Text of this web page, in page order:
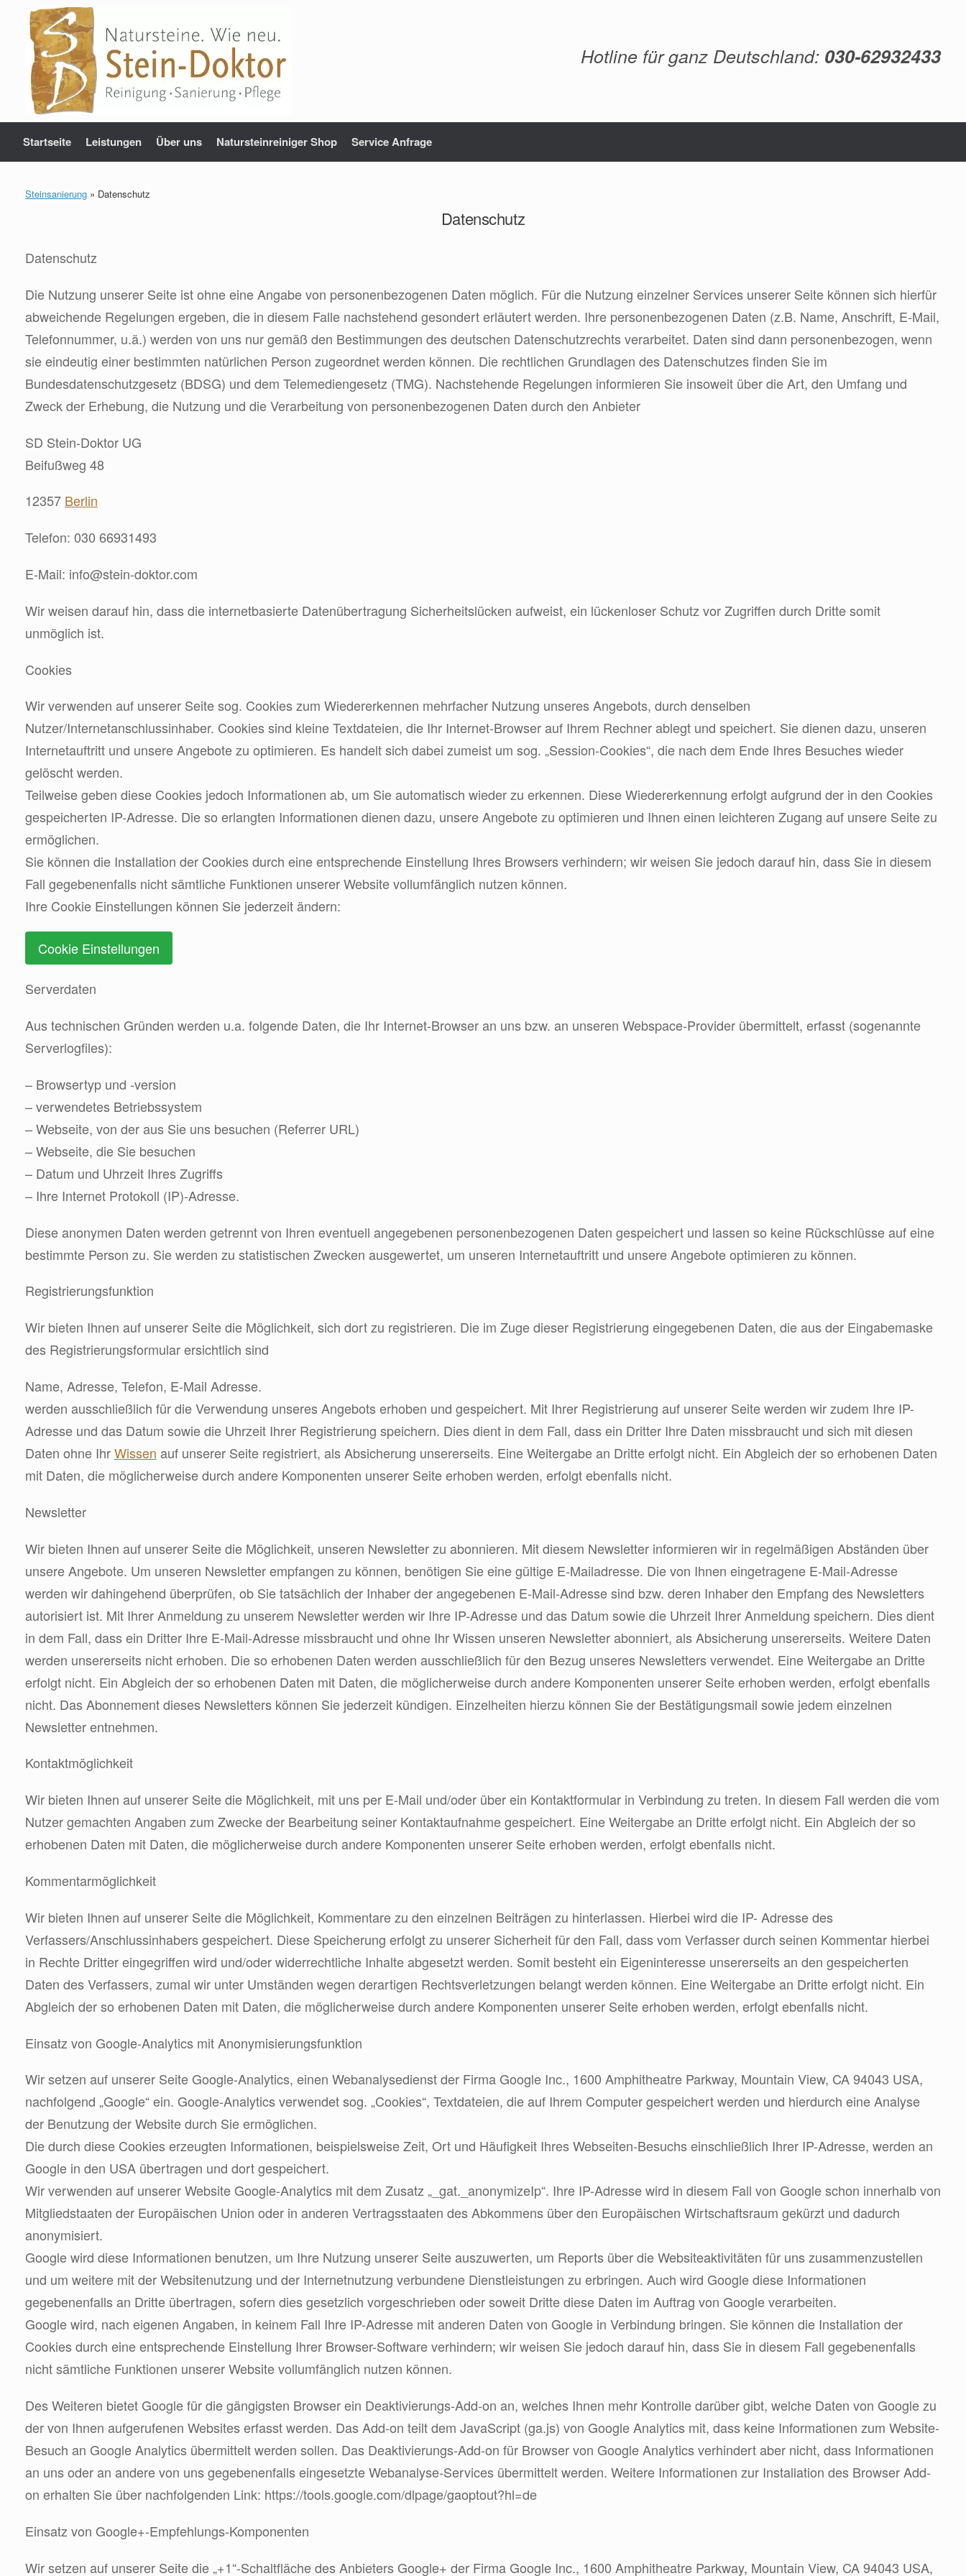
springen
Hotline für ganz Deutschland: 030-62932433
Startseite Leistungen Über uns Natursteinreiniger Shop Service Anfrage
Steinsanierung » Datenschutz
Datenschutz
Datenschutz
Die Nutzung unserer Seite ist ohne eine Angabe von personenbezogenen Daten möglich. Für die Nutzung einzelner Services unserer Seite können sich hierfür
abweichende Regelungen ergeben, die in diesem Falle nachstehend gesondert erläutert werden. Ihre personenbezogenen Daten (z.B. Name, Anschrift, E-Mail,
Telefonnummer, u.ä.) werden von uns nur gemäß den Bestimmungen des deutschen Datenschutzrechts verarbeitet. Daten sind dann personenbezogen, wenn
sie eindeutig einer bestimmten natürlichen Person zugeordnet werden können. Die rechtlichen Grundlagen des Datenschutzes finden Sie im
Bundesdatenschutzgesetz (BDSG) und dem Telemediengesetz (TMG). Nachstehende Regelungen informieren Sie insoweit über die Art, den Umfang und
Zweck der Erhebung, die Nutzung und die Verarbeitung von personenbezogenen Daten durch den Anbieter
SD Stein-Doktor UG
Beifußweg 48
12357 Berlin
Telefon: 030 66931493
E-Mail: info@stein-doktor.com
Wir weisen darauf hin, dass die internetbasierte Datenübertragung Sicherheitslücken aufweist, ein lückenloser Schutz vor Zugriffen durch Dritte somit
unmöglich ist.
Cookies
Wir verwenden auf unserer Seite sog. Cookies zum Wiedererkennen mehrfacher Nutzung unseres Angebots, durch denselben
Nutzer/Internetanschlussinhaber. Cookies sind kleine Textdateien, die Ihr Internet-Browser auf Ihrem Rechner ablegt und speichert. Sie dienen dazu, unseren
Internetauftritt und unsere Angebote zu optimieren. Es handelt sich dabei zumeist um sog. „Session-Cookies“, die nach dem Ende Ihres Besuches wieder
gelöscht werden.
Teilweise geben diese Cookies jedoch Informationen ab, um Sie automatisch wieder zu erkennen. Diese Wiedererkennung erfolgt aufgrund der in den Cookies
gespeicherten IP-Adresse. Die so erlangten Informationen dienen dazu, unsere Angebote zu optimieren und Ihnen einen leichteren Zugang auf unsere Seite zu
ermöglichen.
Sie können die Installation der Cookies durch eine entsprechende Einstellung Ihres Browsers verhindern; wir weisen Sie jedoch darauf hin, dass Sie in diesem
Fall gegebenenfalls nicht sämtliche Funktionen unserer Website vollumfänglich nutzen können.
Ihre Cookie Einstellungen können Sie jederzeit ändern:
Cookie Einstellungen
Serverdaten
Aus technischen Gründen werden u.a. folgende Daten, die Ihr Internet-Browser an uns bzw. an unseren Webspace-Provider übermittelt, erfasst (sogenannte
Serverlogfiles):
– Browsertyp und -version
– verwendetes Betriebssystem
– Webseite, von der aus Sie uns besuchen (Referrer URL)
– Webseite, die Sie besuchen
– Datum und Uhrzeit Ihres Zugriffs
– Ihre Internet Protokoll (IP)-Adresse.
Diese anonymen Daten werden getrennt von Ihren eventuell angegebenen personenbezogenen Daten gespeichert und lassen so keine Rückschlüsse auf eine
bestimmte Person zu. Sie werden zu statistischen Zwecken ausgewertet, um unseren Internetauftritt und unsere Angebote optimieren zu können.
Registrierungsfunktion
Wir bieten Ihnen auf unserer Seite die Möglichkeit, sich dort zu registrieren. Die im Zuge dieser Registrierung eingegebenen Daten, die aus der Eingabemaske
des Registrierungsformular ersichtlich sind
Name, Adresse, Telefon, E-Mail Adresse.
werden ausschließlich für die Verwendung unseres Angebots erhoben und gespeichert. Mit Ihrer Registrierung auf unserer Seite werden wir zudem Ihre IP-
Adresse und das Datum sowie die Uhrzeit Ihrer Registrierung speichern. Dies dient in dem Fall, dass ein Dritter Ihre Daten missbraucht und sich mit diesen
Daten ohne IhrWissen auf unserer Seite registriert, als Absicherung unsererseits. Eine Weitergabe an Dritte erfolgt nicht. Ein Abgleich der so erhobenen Daten
mit Daten, die möglicherweise durch andere Komponenten unserer Seite erhoben werden, erfolgt ebenfalls nicht.
Newsletter
Wir bieten Ihnen auf unserer Seite die Möglichkeit, unseren Newsletter zu abonnieren. Mit diesem Newsletter informieren wir in regelmäßigen Abständen über
unsere Angebote. Um unseren Newsletter empfangen zu können, benötigen Sie eine gültige E-Mailadresse. Die von Ihnen eingetragene E-Mail-Adresse
werden wir dahingehend überprüfen, ob Sie tatsächlich der Inhaber der angegebenen E-Mail-Adresse sind bzw. deren Inhaber den Empfang des Newsletters
autorisiert ist. Mit Ihrer Anmeldung zu unserem Newsletter werden wir Ihre IP-Adresse und das Datum sowie die Uhrzeit Ihrer Anmeldung speichern. Dies dient
in dem Fall, dass ein Dritter Ihre E-Mail-Adresse missbraucht und ohne Ihr Wissen unseren Newsletter abonniert, als Absicherung unsererseits. Weitere Daten
werden unsererseits nicht erhoben. Die so erhobenen Daten werden ausschließlich für den Bezug unseres Newsletters verwendet. Eine Weitergabe an Dritte
erfolgt nicht. Ein Abgleich der so erhobenen Daten mit Daten, die möglicherweise durch andere Komponenten unserer Seite erhoben werden, erfolgt ebenfalls
nicht. Das Abonnement dieses Newsletters können Sie jederzeit kündigen. Einzelheiten hierzu können Sie der Bestätigungsmail sowie jedem einzelnen
Newsletter entnehmen.
Kontaktmöglichkeit
Wir bieten Ihnen auf unserer Seite die Möglichkeit, mit uns per E-Mail und/oder über ein Kontaktformular in Verbindung zu treten. In diesem Fall werden die vom
Nutzer gemachten Angaben zum Zwecke der Bearbeitung seiner Kontaktaufnahme gespeichert. Eine Weitergabe an Dritte erfolgt nicht. Ein Abgleich der so
erhobenen Daten mit Daten, die möglicherweise durch andere Komponenten unserer Seite erhoben werden, erfolgt ebenfalls nicht.
Kommentarmöglichkeit
Wir bieten Ihnen auf unserer Seite die Möglichkeit, Kommentare zu den einzelnen Beiträgen zu hinterlassen. Hierbei wird die IP- Adresse des
Verfassers/Anschlussinhabers gespeichert. Diese Speicherung erfolgt zu unserer Sicherheit für den Fall, dass vom Verfasser durch seinen Kommentar hierbei
in Rechte Dritter eingegriffen wird und/oder widerrechtliche Inhalte abgesetzt werden. Somit besteht ein Eigeninteresse unsererseits an den gespeicherten
Daten des Verfassers, zumal wir unter Umständen wegen derartigen Rechtsverletzungen belangt werden können. Eine Weitergabe an Dritte erfolgt nicht. Ein
Abgleich der so erhobenen Daten mit Daten, die möglicherweise durch andere Komponenten unserer Seite erhoben werden, erfolgt ebenfalls nicht.
Einsatz von Google-Analytics mit Anonymisierungsfunktion
Wir setzen auf unserer Seite Google-Analytics, einen Webanalysedienst der Firma Google Inc., 1600 Amphitheatre Parkway, Mountain View, CA 94043 USA,
nachfolgend „Google“ ein. Google-Analytics verwendet sog. „Cookies“, Textdateien, die auf Ihrem Computer gespeichert werden und hierdurch eine Analyse
der Benutzung der Website durch Sie ermöglichen.
Die durch diese Cookies erzeugten Informationen, beispielsweise Zeit, Ort und Häufigkeit Ihres Webseiten-Besuchs einschließlich Ihrer IP-Adresse, werden an
Google in den USA übertragen und dort gespeichert.
Wir verwenden auf unserer Website Google-Analytics mit dem Zusatz „_gat._anonymizeIp“. Ihre IP-Adresse wird in diesem Fall von Google schon innerhalb von
Mitgliedstaaten der Europäischen Union oder in anderen Vertragsstaaten des Abkommens über den Europäischen Wirtschaftsraum gekürzt und dadurch
anonymisiert.
Google wird diese Informationen benutzen, um Ihre Nutzung unserer Seite auszuwerten, um Reports über die Websiteaktivitäten für uns zusammenzustellen
und um weitere mit der Websitenutzung und der Internetnutzung verbundene Dienstleistungen zu erbringen. Auch wird Google diese Informationen
gegebenenfalls an Dritte übertragen, sofern dies gesetzlich vorgeschrieben oder soweit Dritte diese Daten im Auftrag von Google verarbeiten.
Google wird, nach eigenen Angaben, in keinem Fall Ihre IP-Adresse mit anderen Daten von Google in Verbindung bringen. Sie können die Installation der
Cookies durch eine entsprechende Einstellung Ihrer Browser-Software verhindern; wir weisen Sie jedoch darauf hin, dass Sie in diesem Fall gegebenenfalls
nicht sämtliche Funktionen unserer Website vollumfänglich nutzen können.
Des Weiteren bietet Google für die gängigsten Browser ein Deaktivierungs-Add-on an, welches Ihnen mehr Kontrolle darüber gibt, welche Daten von Google zu
der von Ihnen aufgerufenen Websites erfasst werden. Das Add-on teilt dem JavaScript (ga.js) von Google Analytics mit, dass keine Informationen zum Website-
Besuch an Google Analytics übermittelt werden sollen. Das Deaktivierungs-Add-on für Browser von Google Analytics verhindert aber nicht, dass Informationen
an uns oder an andere von uns gegebenenfalls eingesetzte Webanalyse-Services übermittelt werden. Weitere Informationen zur Installation des Browser Add-
on erhalten Sie über nachfolgenden Link: https://tools.google.com/dlpage/gaoptout?hl=de
Einsatz von Google+-Empfehlungs-Komponenten
Wir setzen auf unserer Seite die „+1“-Schaltfläche des Anbieters Google+ der Firma Google Inc., 1600 Amphitheatre Parkway, Mountain View, CA 94043 USA,